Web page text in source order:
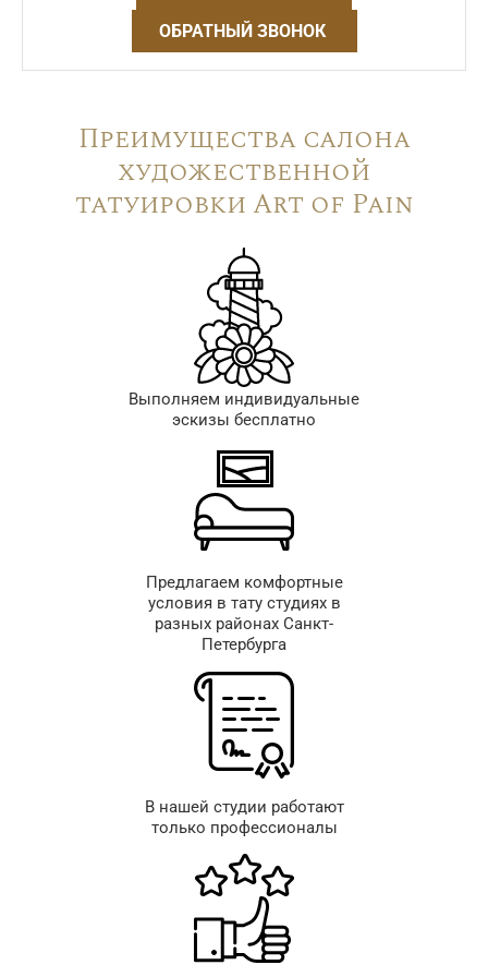
ОБРАТНЫЙ ЗВОНОК
Преимущества салона
художественной
татуировки Art of Pain
Выполняем индивидуальные
эскизы бесплатно
Предлагаем комфортные
условия в тату студиях в
разных районах Санкт-
Петербурга
В нашей студии работают
только профессионалы